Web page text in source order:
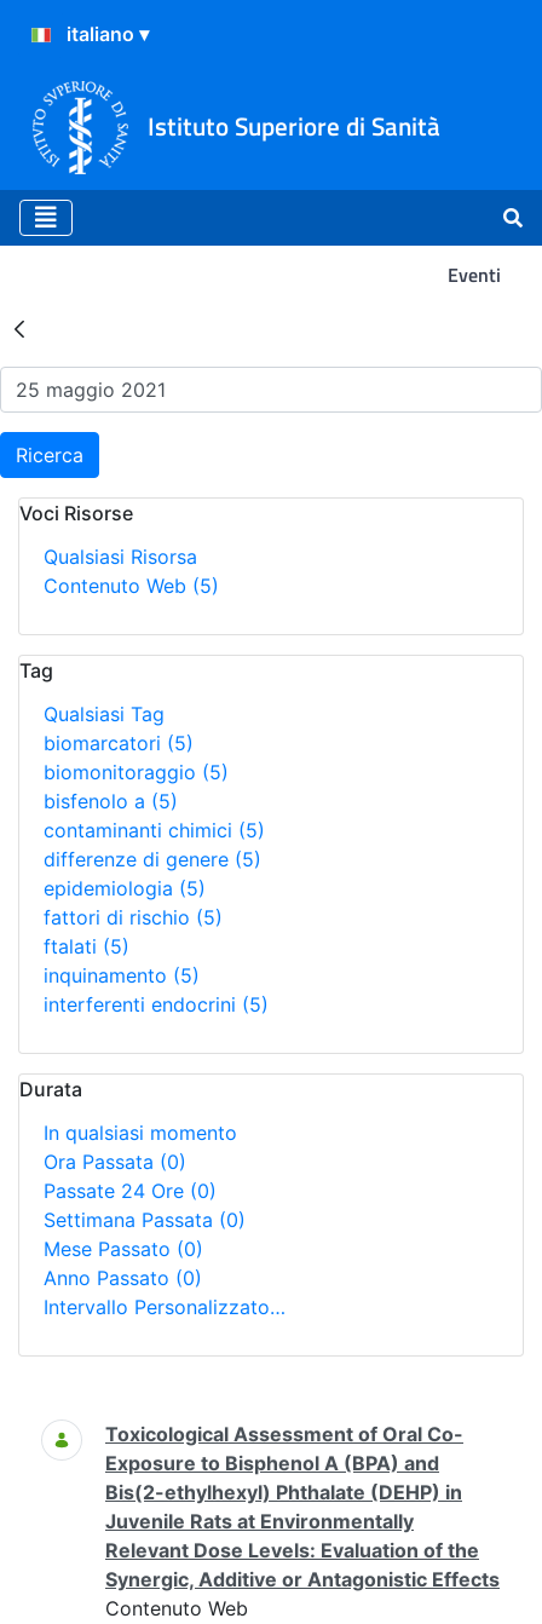
Istituto Superiore di Sanità
Eventi
Risultati della Ricerca -
Ricerca
Voci Risorse
Qualsiasi Risorsa
Contenuto Web (5)
Tag
Qualsiasi Tag
biomarcatori (5)
biomonitoraggio (5)
bisfenolo a (5)
contaminanti chimici (5)
differenze di genere (5)
epidemiologia (5)
fattori di rischio (5)
ftalati (5)
inquinamento (5)
interferenti endocrini (5)
Durata
In qualsiasi momento
Ora Passata (0)
Passate 24 Ore (0)
Settimana Passata (0)
Mese Passato (0)
Anno Passato (0)
Intervallo Personalizzato…
Ricerca
Toxicological Assessment of Oral Co-
Exposure to Bisphenol A (BPA) and
Bis(2-ethylhexyl) Phthalate (DEHP) in
Juvenile Rats at Environmentally
Relevant Dose Levels: Evaluation of the
Synergic, Additive or Antagonistic Effects
Contenuto Web